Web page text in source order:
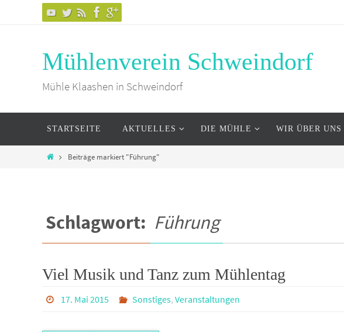
Mühlenverein Schweindorf
Mühle Klaashen in Schweindorf
STARTSEITE AKTUELLES DIE MÜHLE WIR ÜBER UNS
Beiträge markiert "Führung"
Schlagwort: Führung
Viel Musik und Tanz zum Mühlentag
17. Mai 2015 Sonstiges, Veranstaltungen